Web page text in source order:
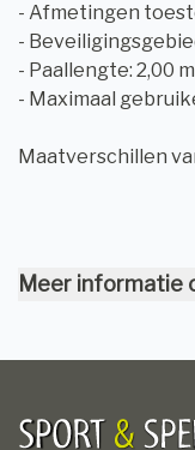
- Afmetingen
-
- Paallengte: 2,00 m
- Maximaal
Maatverschillen
Meer informatie